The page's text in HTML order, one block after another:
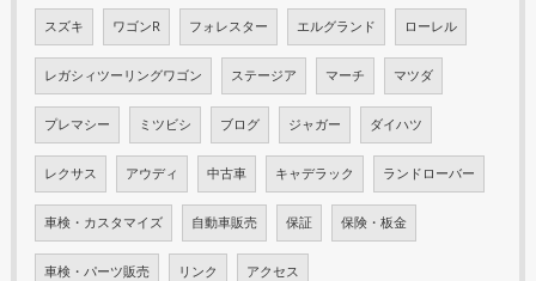
スズキ ワゴンR フォレスター エルグランド ローレル
レガシィツーリングワゴン ステージア マーチ マツダ
プレマシー ミツビシ ブログ ジャガー ダイハツ
レクサス アウディ 中古車 キャデラック ランドローバー
車検・カスタマイズ 自動車販売 保証 保険・板金
車検・パーツ販売 リンク アクセス